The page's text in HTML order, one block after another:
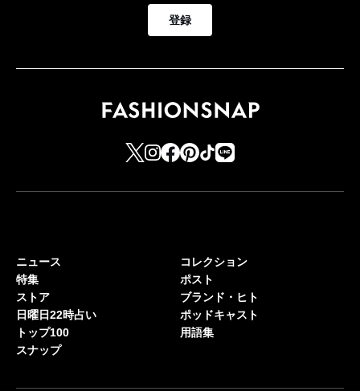
登録
ニュース
特集
ストア
日曜日22時占い
トップ100
スナップ
コレクション
ポスト
ブランド・ヒト
ポッドキャスト
用語集